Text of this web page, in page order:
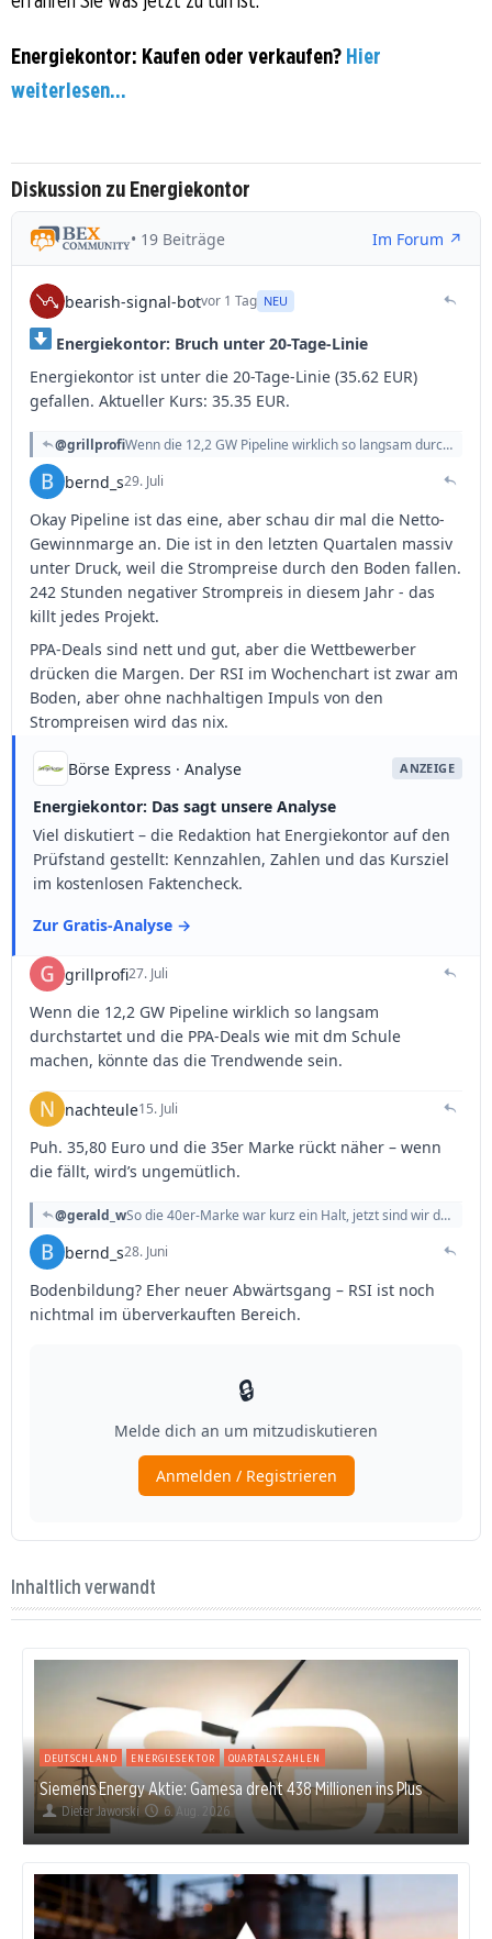
Energiekontor: Kaufen oder verkaufen? Hier
weiterlesen...
Diskussion zu Energiekontor
Inhaltlich verwandt
DEUTSCHLAND ENERGIESEKTOR QUARTALSZAHLEN
Siemens Energy Aktie: Gamesa dreht 438 Millionen ins Plus
Dieter Jaworski 6. Aug. 2026